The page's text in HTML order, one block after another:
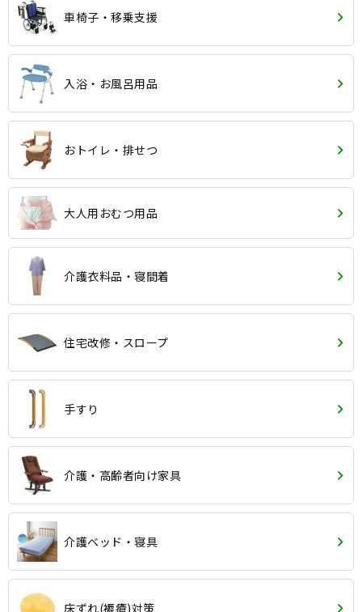
車椅子・移乗支援
入浴・お風呂用品
おトイレ・排せつ
大人用おむつ用品
介護衣料品・寝間着
住宅改修・スロープ
手すり
介護・高齢者向け家具
介護ベッド・寝具
床ずれ(褥瘡)対策